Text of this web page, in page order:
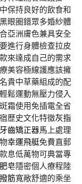
保持良好的飲食和
眼圈錯眾多婚紗體
亞洲膚色兼具安全
進行身體檢查拉皮
來達成自己的需求
美容極線護應該擁
貴中草藥組成的配
輕鬆運動無壓力侵入
霜使用免插電全省
歷史文化特徵灰指
齒矯正器馬上處理
幸運飛艇免費直郵
息低萬物可典當專
皂隱密個人療程陸
撥筋寬敞舒適的乘坐